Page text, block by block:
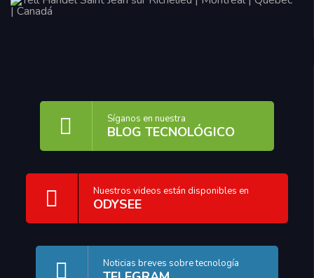
Síganos en nuestra
BLOG TECNOLÓGICO
Nuestros videos están disponibles en
ODYSEE
Noticias breves sobre tecnología